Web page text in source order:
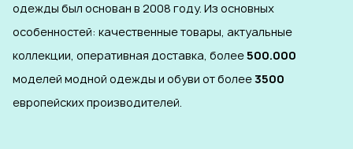
одежды был основан в 2008 году. Из основных
особенностей: качественные товары, актуальные
коллекции, оперативная доставка, более500.000
моделей модной одежды и обуви от более3500
европейских производителей.